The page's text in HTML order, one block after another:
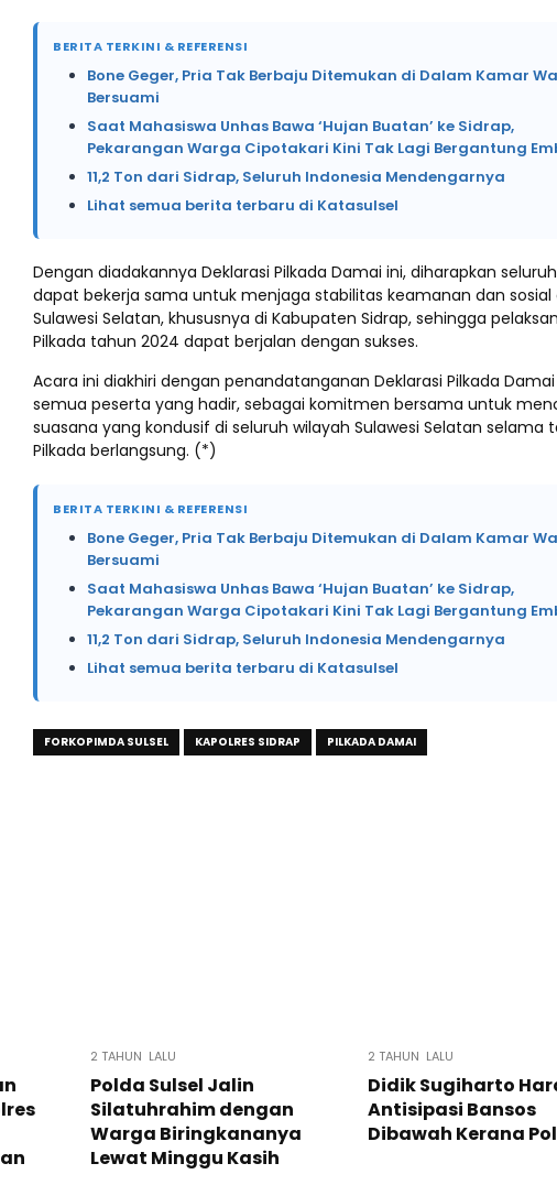
BERITA TERKINI & REFERENSI
Bone Geger, Pria Tak Berbaju Ditemukan di Dalam Kamar
Bersuami
Saat Mahasiswa Unhas Bawa ‘Hujan Buatan’ ke Sidrap,
Pekarangan Warga Cipotakari Kini Tak Lagi Bergantung
11,2 Ton dari Sidrap, Seluruh Indonesia Mendengarnya
Lihat semua berita terbaru di Katasulsel
Dengan diadakannya Deklarasi Pilkada Damai ini, diharapkan
dapat bekerja sama untuk menjaga stabilitas keamanan dan sosial
Sulawesi Selatan, khususnya di Kabupaten Sidrap, sehingga
Pilkada tahun 2024 dapat berjalan dengan sukses.
Acara ini diakhiri dengan penandatanganan Deklarasi Pilkada
semua peserta yang hadir, sebagai komitmen bersama untuk
suasana yang kondusif di seluruh wilayah Sulawesi Selatan selama
Pilkada berlangsung. (*)
BERITA TERKINI & REFERENSI
Bone Geger, Pria Tak Berbaju Ditemukan di Dalam Kamar
Bersuami
Saat Mahasiswa Unhas Bawa ‘Hujan Buatan’ ke Sidrap,
Pekarangan Warga Cipotakari Kini Tak Lagi Bergantung
11,2 Ton dari Sidrap, Seluruh Indonesia Mendengarnya
Lihat semua berita terbaru di Katasulsel
FORKOPIMDA SULSEL KAPOLRES SIDRAP PILKADA DAMAI
2 TAHUN LALU
Polda Sulsel Jalin
Silatuhrahim dengan
Warga Biringkananya
Lewat Minggu Kasih
2 TAHUN LALU
Didik Sugiharto
Antisipasi Bansos
Dibawah Kerana